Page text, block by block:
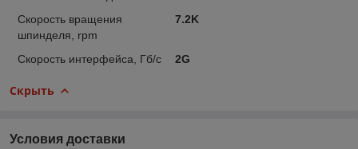
Скорость вращения
шпинделя, rpm
7.2K
Скорость интерфейса, Гб/с 2G
Скрыть
Условия доставки